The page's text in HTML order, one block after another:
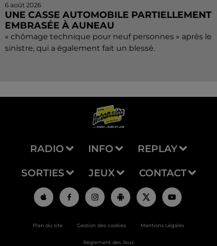
6 août 2026
UNE CASSE AUTOMOBILE PARTIELLEMENT
EMBRASÉE À AUNEAU
« chômage technique pour neuf personnes » après le
sinistre, qui a également fait un blessé.
RADIO INFO REPLAY
SORTIES JEUX CONTACT
Plan du site Gestion des cookies Mentions Légales
Règlement des Jeux